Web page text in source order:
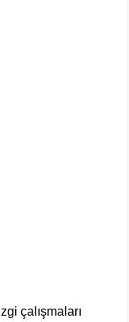
çalışmaları